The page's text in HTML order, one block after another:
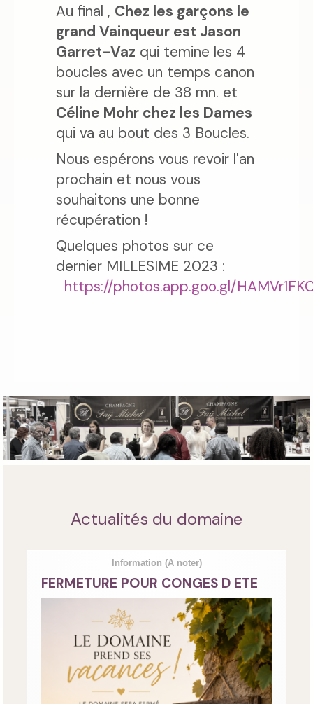
Au final , Chez les garçons le
grand Vainqueur est Jason
Garret-Vaz qui temine les 4
boucles avec un temps canon
sur la dernière de 38 mn. et
Céline Mohr chez les Dames
qui va au bout des 3 Boucles.
Nous espérons vous revoir l'an
prochain et nous vous
souhaitons une bonne
récupération !
Quelques photos sur ce
dernier MILLESIME 2023 :
https://photos.app.goo.gl/
Actualités du domaine
Information (A noter)
FERMETURE POUR CONGES D ETE